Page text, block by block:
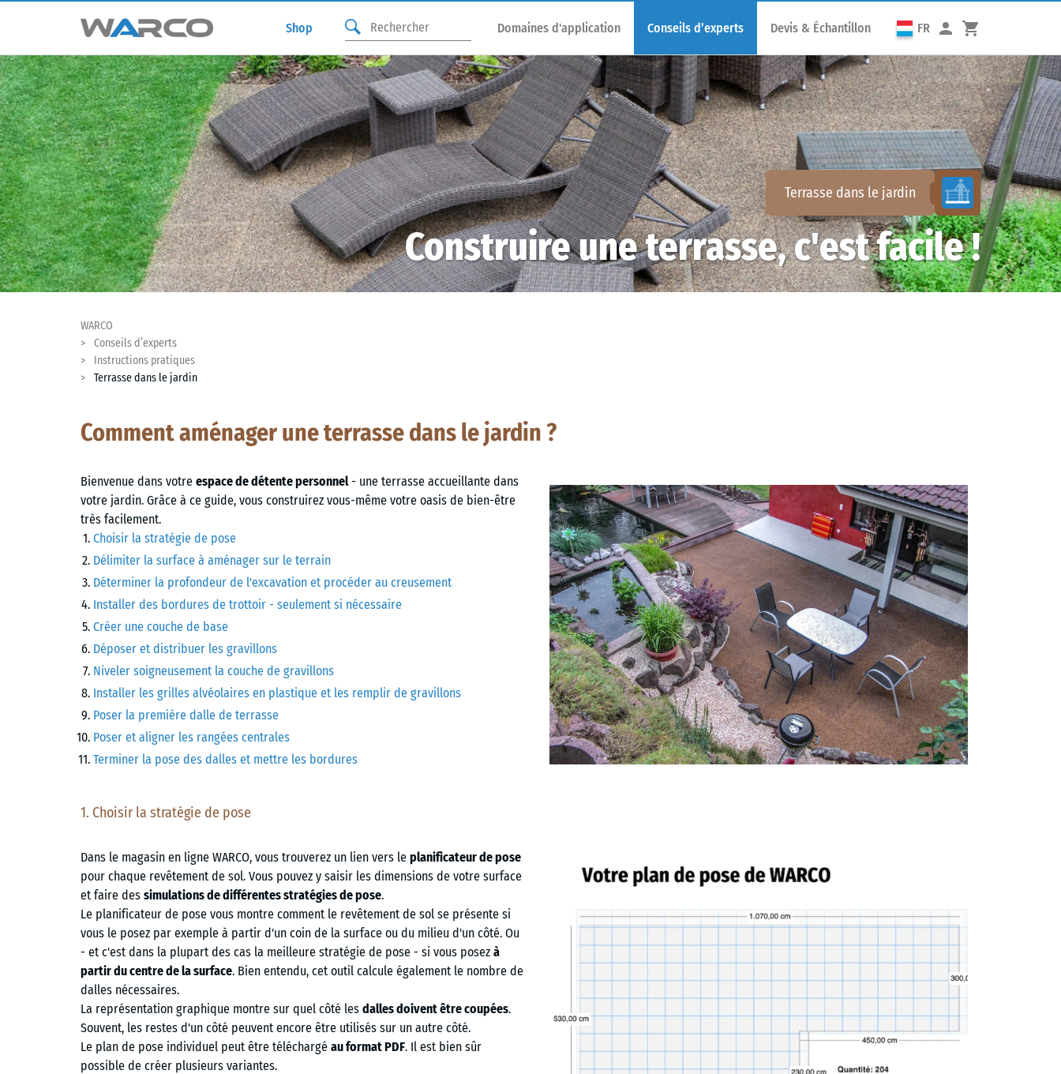
Shop Domaines d'application Conseils d’experts Devis & Échantillon FR
Terrasse dans le jardin
Construire une terrasse, c'est facile !
WARCO
Conseils d’experts
Instructions pratiques
Terrasse dans le jardin
Comment aménager une terrasse dans le jardin ?
Bienvenue dans votre espace de détente personnel- une terrasse accueillante dans
votre jardin. Grâce à ce guide, vous construirez vous-même votre oasis de bien-être
très facilement.
Choisir la stratégie de pose
Délimiter la surface à aménager sur le terrain
Déterminer la profondeur de l'excavation et procéder au creusement
Installer des bordures de trottoir - seulement si nécessaire
Créer une couche de base
Déposer et distribuer les gravillons
Niveler soigneusement la couche de gravillons
Installer les grilles alvéolaires en plastique et les remplir de gravillons
Poser la première dalle de terrasse
Poser et aligner les rangées centrales
Terminer la pose des dalles et mettre les bordures
1. Choisir la stratégie de pose
Dans le magasin en ligne WARCO, vous trouverez un lien vers le planificateur de pose
pour chaque revêtement de sol. Vous pouvez y saisir les dimensions de votre surface
et faire des simulations de différentes stratégies de pose.
Le planificateur de pose vous montre comment le revêtement de sol se présente si
vous le posez par exemple à partir d'un coin de la surface ou du milieu d'un côté. Ou
- et c'est dans la plupart des cas la meilleure stratégie de pose - si vous posez à
partir du centre de la surface. Bien entendu, cet outil calcule également le nombre de
dalles nécessaires.
La représentation graphique montre sur quel côté les dalles doivent être coupées.
Souvent, les restes d'un côté peuvent encore être utilisés sur un autre côté.
Le plan de pose individuel peut être téléchargé au format PDF. Il est bien sûr
possible de créer plusieurs variantes.